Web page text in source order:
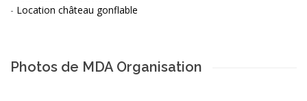
- Location château gonflable
Photos de MDA Organisation